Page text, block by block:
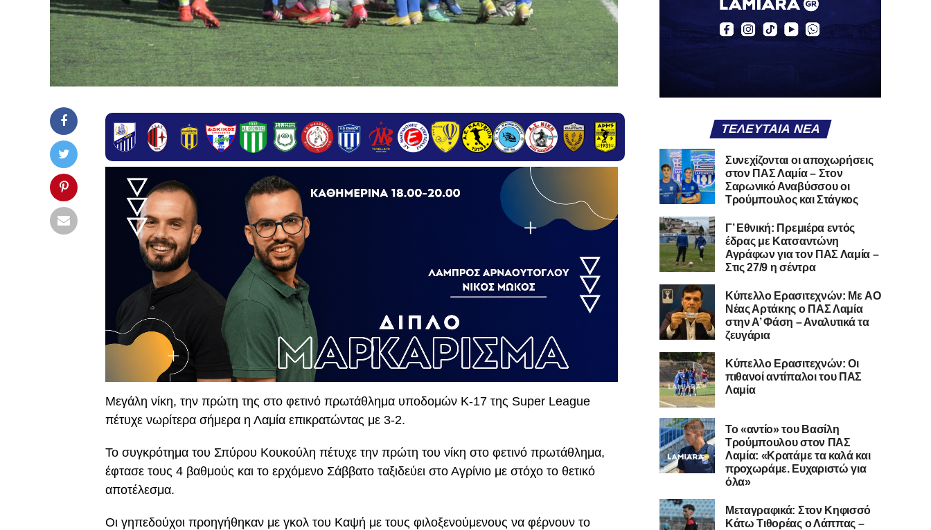
Μεγάλη νίκη, την πρώτη της στο φετινό πρωτάθλημα υποδομών K-17 της Super League
πέτυχε νωρίτερα σήμερα η Λαμία επικρατώντας με 3-2.
Το συγκρότημα του Σπύρου Κουκούλη πέτυχε την πρώτη του νίκη στο φετινό πρωτάθλημα,
έφτασε τους 4 βαθμούς και το ερχόμενο Σάββατο ταξιδεύει στο Αγρίνιο με στόχο το θετικό
αποτέλεσμα.
Οι γηπεδούχοι προηγήθηκαν με γκολ του Καψή με τους φιλοξενούμενους να φέρνουν το
ΤΕΛΕΥΤΑΊΑ ΝΈΑ
Συνεχίζονται οι αποχωρήσεις
στον ΠΑΣ Λαμία – Στον
Σαρωνικό Αναβύσσου οι
Τρούμπουλος και Στάγκος
Γ’ Εθνική: Πρεμιέρα εντός
έδρας με Κατσαντώνη
Αγράφων για τον ΠΑΣ Λαμία –
Στις 27/9 η σέντρα
Kύπελλο Ερασιτεχνών: Με AO
Nέας Αρτάκης ο ΠΑΣ Λαμία
στην Α’ Φάση – Αναλυτικά τα
ζευγάρια
Κύπελλο Ερασιτεχνών: Οι
πιθανοί αντίπαλοι του ΠΑΣ
Λαμία
Το «αντίο» του Βασίλη
Τρούμπουλου στον ΠΑΣ
Λαμία: «Κρατάμε τα καλά και
προχωράμε. Ευχαριστώ για
όλα»
Μεταγραφικά: Στον Κηφισσό
Κάτω Τιθορέας ο Λάππας –